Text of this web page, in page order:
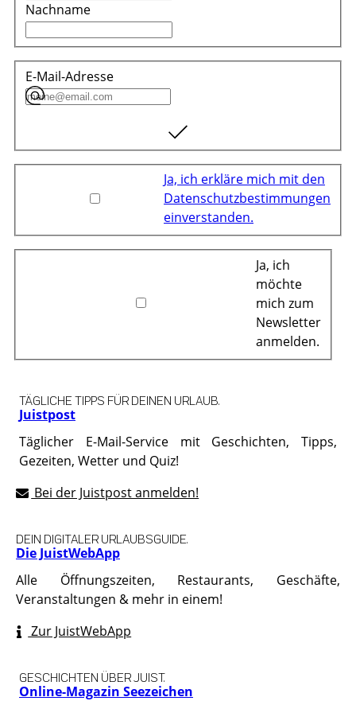
Nachname
E-Mail-Adresse
Ja, ich erkläre mich mit den
Datenschutzbestimmungen
einverstanden.
Ja, ich
möchte
mich zum
Newsletter
anmelden.
Juistpost
TÄGLICHE TIPPS FÜR DEINEN URLAUB.
Täglicher E-Mail-Service mit Geschichten, Tipps,
Gezeiten, Wetter und Quiz!
Bei der Juistpost anmelden!
Die JuistWebApp
DEIN DIGITALER URLAUBSGUIDE.
Alle Öffnungszeiten, Restaurants, Geschäfte,
Veranstaltungen & mehr in einem!
Zur JuistWebApp
Online-Magazin Seezeichen
GESCHICHTEN ÜBER JUIST.